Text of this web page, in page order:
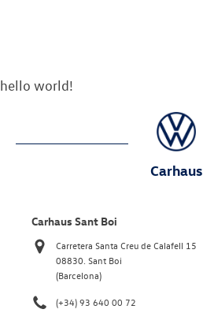
hello world!
Carhaus
Carhaus Sant Boi
Carretera Santa Creu de Calafell 15
08830. Sant Boi
(Barcelona)
(+34) 93 640 00 72